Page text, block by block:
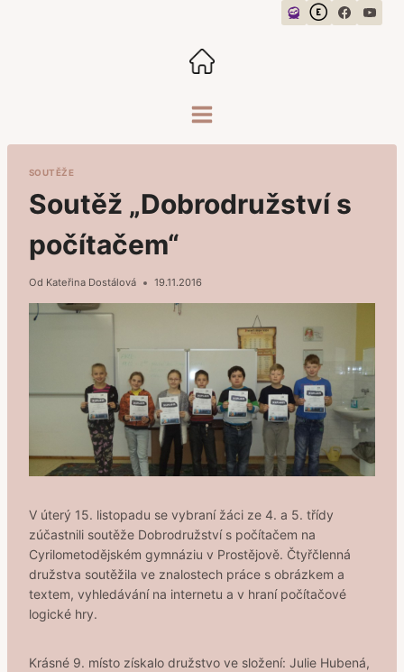
SOUTĚŽE
Soutěž „Dobrodružství s
počítačem“
Od Kateřina Dostálová 19.11.2016
V úterý 15. listopadu se vybraní žáci ze 4. a 5. třídy
zúčastnili soutěže Dobrodružství s počítačem na
Cyrilometodějském gymnáziu v Prostějově. Čtyřčlenná
družstva soutěžila ve znalostech práce s obrázkem a
textem, vyhledávání na internetu a v hraní počítačové
logické hry.
Krásné 9. místo získalo družstvo ve složení: Julie Hubená,